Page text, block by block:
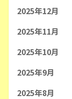
2025年12月
2025年11月
2025年10月
2025年9月
2025年8月